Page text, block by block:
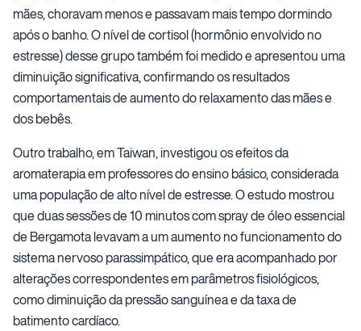
mães, choravam menos e passavam mais tempo dormindo
após o banho. O nível de cortisol (hormônio envolvido no
estresse) desse grupo também foi medido e apresentou uma
diminuição significativa, confirmando os resultados
comportamentais de aumento do relaxamento das mães e
dos bebês.
Outro trabalho, em Taiwan, investigou os efeitos da
aromaterapia em professores do ensino básico, considerada
uma população de alto nível de estresse. O estudo mostrou
que duas sessões de 10 minutos com spray de óleo essencial
de Bergamota levavam a um aumento no funcionamento do
sistema nervoso parassimpático, que era acompanhado por
alterações correspondentes em parâmetros fisiológicos,
como diminuição da pressão sanguínea e da taxa de
batimento cardíaco.